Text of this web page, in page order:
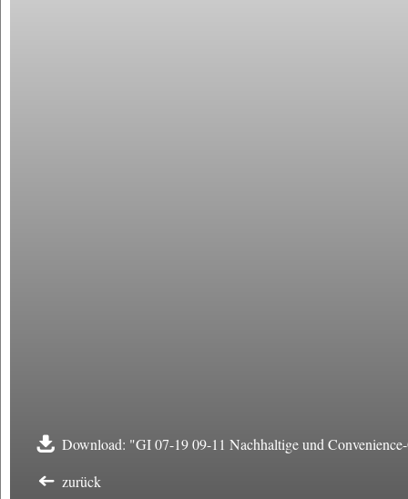
Download: "GI 07-19 09-11 Nachhaltige und
zurück